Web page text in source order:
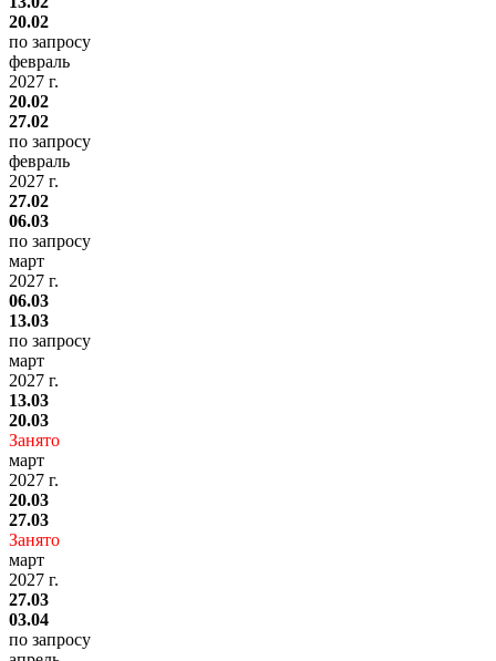
20.02
по запросу
февраль
2027 г.
20.02
27.02
по запросу
февраль
2027 г.
27.02
06.03
по запросу
март
2027 г.
06.03
13.03
по запросу
март
2027 г.
13.03
20.03
Занято
март
2027 г.
20.03
27.03
Занято
март
2027 г.
27.03
03.04
по запросу